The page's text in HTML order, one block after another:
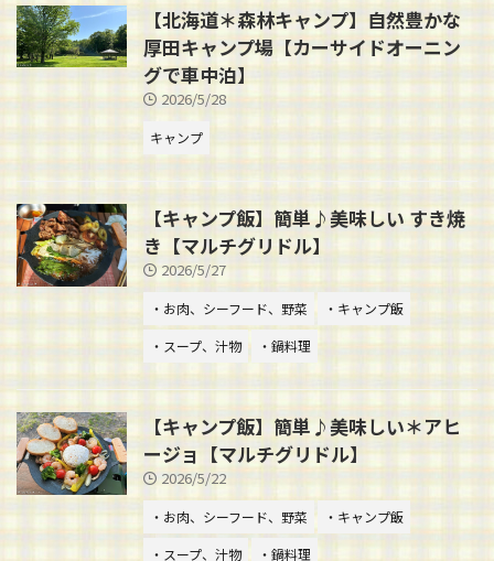
【北海道＊森林キャンプ】自然豊かな
厚田キャンプ場【カーサイドオーニン
グで車中泊】
2026/5/28
キャンプ
【キャンプ飯】簡単♪美味しい すき焼
き【マルチグリドル】
2026/5/27
・お肉、シーフード、野菜
・キャンプ飯
・スープ、汁物
・鍋料理
【キャンプ飯】簡単♪美味しい＊アヒ
ージョ【マルチグリドル】
2026/5/22
・お肉、シーフード、野菜
・キャンプ飯
・スープ、汁物
・鍋料理